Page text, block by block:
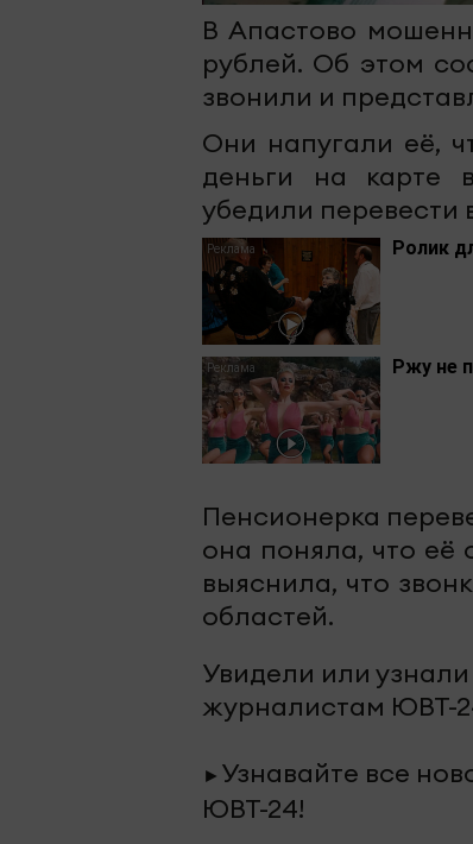
В Апастово
рублей. Об этом
звонили и
Они напугали её,
деньги на карте
убедили перевести
Ролик
Ржу не
Пенсионерка
она поняла, что её
выяснила, что
областей.
Увидели или
журналистам ЮВТ-
► Узнавайте все
ЮВТ-24!